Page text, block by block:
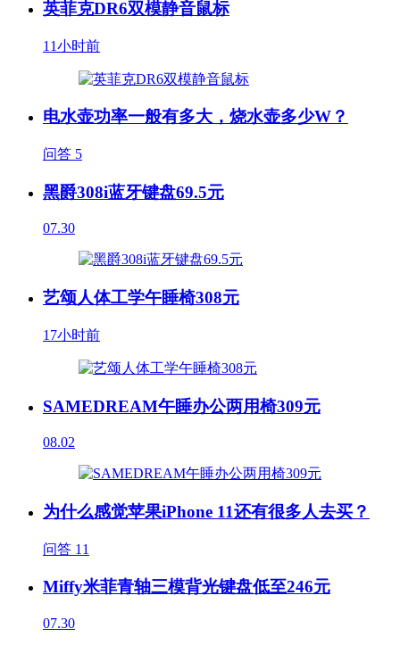
英菲克DR6双模静音鼠标
11小时前
电水壶功率一般有多大，烧水壶多少W？
问答 5
黑爵308i蓝牙键盘69.5元
07.30
艺颂人体工学午睡椅308元
17小时前
SAMEDREAM午睡办公两用椅309元
08.02
为什么感觉苹果iPhone 11还有很多人去买？
问答 11
Miffy米菲青轴三模背光键盘低至246元
07.30